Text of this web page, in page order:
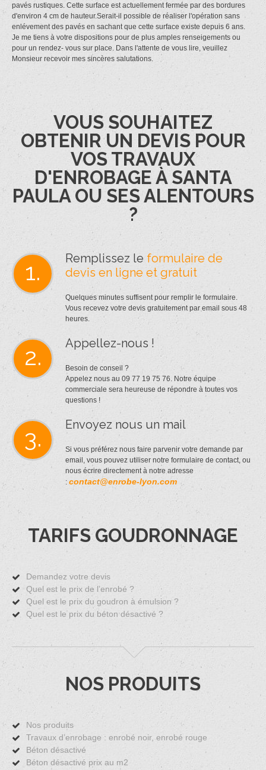
pavés rustiques. Cette surface est actuellement fermée par des bordures
d'environ 4 cm de hauteur.Serait-il possible de réaliser l'opération sans
enlévement des pavés en sachant que cette surface existe depuis 6 ans.
Je me tiens à votre dispositions pour de plus amples renseigements ou
pour un rendez- vous sur place. Dans l'attente de vous lire, veuillez
Monsieur recevoir mes sincères salutations.
VOUS SOUHAITEZ
OBTENIR UN DEVIS POUR
VOS TRAVAUX
D'ENROBAGE À SANTA
PAULA OU SES ALENTOURS
?
1. Remplissez le formulaire de
devis en ligne et gratuit
Quelques minutes suffisent pour remplir le formulaire.
Vous recevez votre devis gratuitement par email sous 48
heures.
2. Appellez-nous !
Besoin de conseil ?
Appelez nous au 09 77 19 75 76. Notre équipe
commerciale sera heureuse de répondre à toutes vos
questions !
3. Envoyez nous un mail
Si vous préférez nous faire parvenir votre demande par
email, vous pouvez utiliser notre formulaire de contact, ou
nous écrire directement à notre adresse
: contact@enrobe-lyon.com
TARIFS GOUDRONNAGE
Demandez votre devis
Quel est le prix de l’enrobé ?
Quel est le prix du goudron à émulsion ?
Quel est le prix du béton désactivé ?
NOS PRODUITS
Nos produits
Travaux d’enrobage : enrobé noir, enrobé rouge
Béton désactivé
Béton désactivé prix au m2